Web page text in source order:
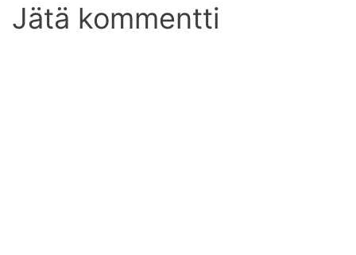
Jätä kommentti